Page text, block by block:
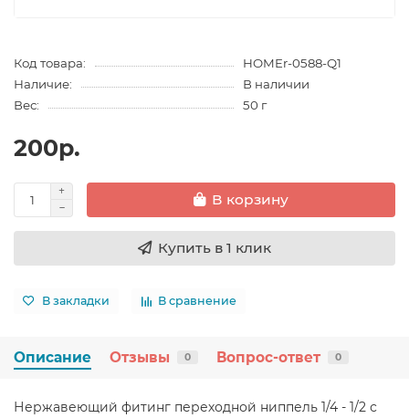
Код товара:
HOMEr-0588-Q1
Наличие:
В наличии
Вес:
50 г
200р.
В корзину
Купить в 1 клик
В закладки В сравнение
Описание Отзывы 0 Вопрос-ответ 0
Нержавеющий фитинг переходной ниппель 1/4 - 1/2 с